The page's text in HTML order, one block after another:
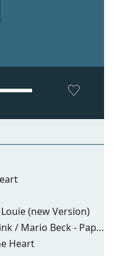
(new Version)
- Papa Was A Rollin Stone
Heart